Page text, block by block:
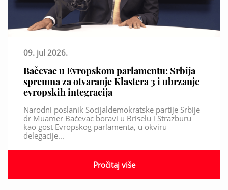
09. jul 2026.
Bačevac u Evropskom parlamentu: Srbija
spremna za otvaranje Klastera 3 i ubrzanje
evropskih integracija
Narodni poslanik Socijaldemokratske partije Srbije
dr Muamer Bačevac boravi u Briselu i Strazburu
kao gost Evropskog parlamenta, u okviru
delegacije...
Pročitaj više